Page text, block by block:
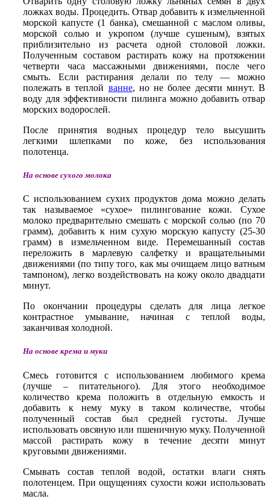
ложках воды. Процедить. Отвар добавить к измельченной
морской капусте (1 банка), смешанной с маслом оливы,
морской солью и укропом (лучше сушеным), взятых
приблизительно из расчета одной столовой ложки.
Полученным составом растирать кожу на протяжении
четверти часа массажными движениями, после чего
смыть. Если растирания делали по телу — можно
полежать в теплой ванне, но не более десяти минут. В
воду для эффективности пилинга можно добавить отвар
морских водорослей.
После принятия водных процедур тело высушить
легкими шлепками по коже, без использования
полотенца.
На основе сухого молока
С использованием сухих продуктов дома можно делать
так называемое «сухое» пилингование кожи. Сухое
молоко предварительно смешать с морской солью (по 70
грамм), добавить к ним сухую морскую капусту (25-30
грамм) в измельченном виде. Перемешанный состав
переложить в марлевую салфетку и вращательными
движениями (по типу того, как мы очищаем лицо ватным
тампоном), легко воздействовать на кожу около двадцати
минут.
По окончании процедуры сделать для лица легкое
контрастное умывание, начиная с теплой воды,
заканчивая холодной.
На основе крема и муки
Смесь готовится с использованием любимого крема
(лучше – питательного). Для этого необходимое
количество крема положить в отдельную емкость и
добавить к нему муку в таком количестве, чтобы
полученный состав был средней густоты. Лучше
использовать овсяную или пшеничную муку. Полученной
массой растирать кожу в течение десяти минут
круговыми движениями.
Смывать состав теплой водой, остатки влаги снять
полотенцем. При ощущениях сухости кожи использовать
масла.